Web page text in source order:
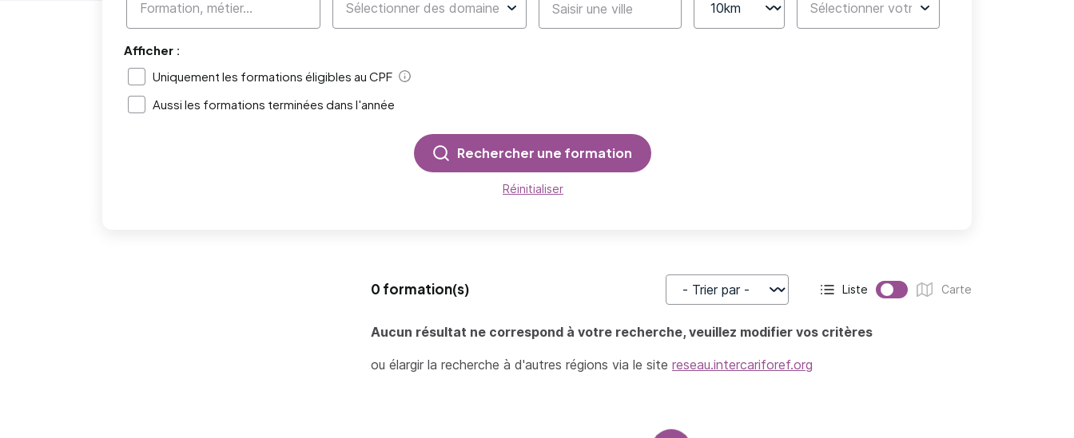
Afficher :
Uniquement les formations éligibles au CPF
Aide
Aussi les formations terminées dans l'année
Rechercher une formation
Réinitialiser
0 formation(s)
Trier par Affichage actif :
Liste
Affichage :
Carte
Aucun résultat ne correspond à votre recherche, veuillez modifier vos critères
ou élargir la recherche à d'autres régions via le site reseau.intercariforef.org